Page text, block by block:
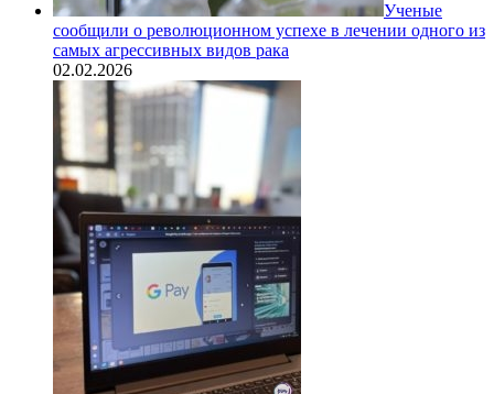
Ученые
сообщили о революционном успехе в лечении одного из
самых агрессивных видов рака
02.02.2026